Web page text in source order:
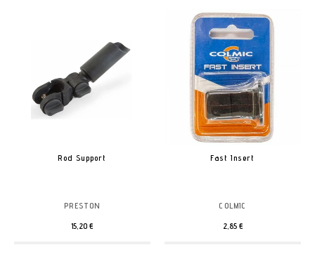
Rod Support
PRESTON
15,20 €
Fast Insert
COLMIC
2,85 €